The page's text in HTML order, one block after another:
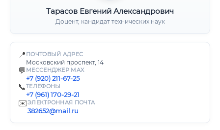
Тарасов Евгений Александрович
Доцент, кандидат технических наук
📍 ПОЧТОВЫЙ АДРЕС
Московский проспект, 14
💬 МЕССЕНДЖЕР MAX
+7 (920) 211-67-25
📞ТЕЛЕФОНЫ
+7 (961) 170-29-21
✉️ЭЛЕКТРОННАЯ ПОЧТА
382652@mail.ru